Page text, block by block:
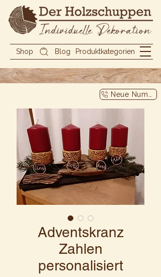
Produktkategorien
Shop Blog
Adventskranz
Zahlen
personalisiert